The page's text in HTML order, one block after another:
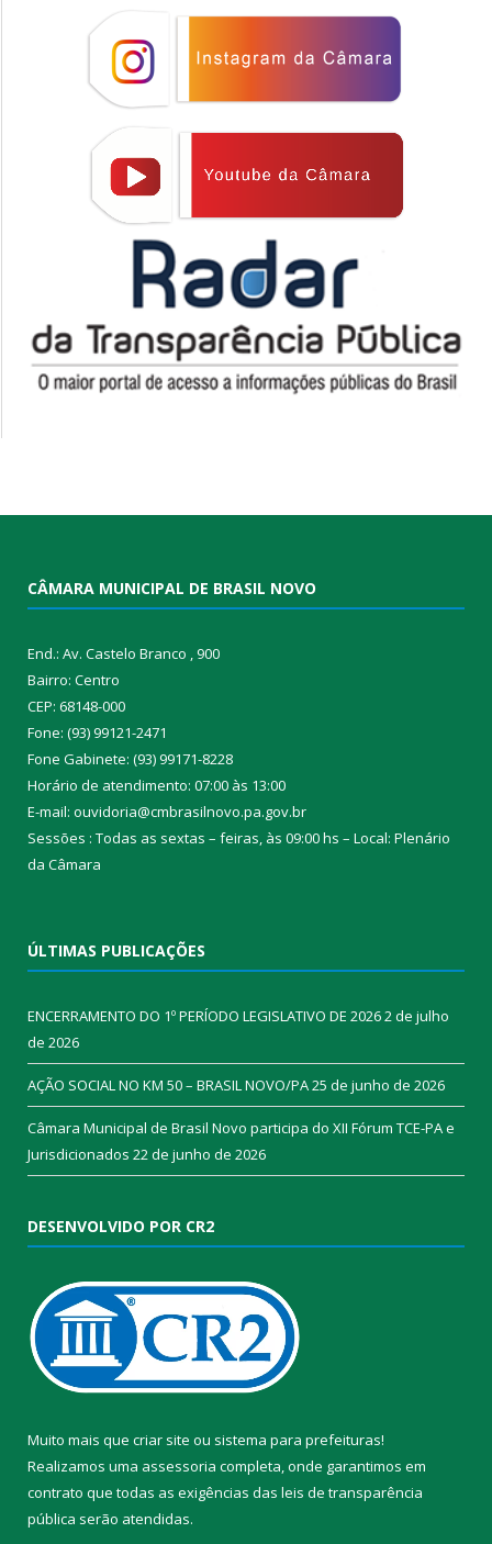
CÂMARA MUNICIPAL DE BRASIL NOVO
End.: Av. Castelo Branco , 900
Bairro: Centro
CEP: 68148-000
Fone: (93) 99121-2471
Fone Gabinete: (93) 99171-8228
Horário de atendimento: 07:00 às 13:00
E-mail: ouvidoria@cmbrasilnovo.pa.gov.br
Sessões : Todas as sextas – feiras, às 09:00 hs – Local: Plenário
da Câmara​
ÚLTIMAS PUBLICAÇÕES
ENCERRAMENTO DO 1º PERÍODO LEGISLATIVO DE 20262 de julho
de 2026
AÇÃO SOCIAL NO KM 50 – BRASIL NOVO/PA25 de junho de 2026
Câmara Municipal de Brasil Novo participa do XII Fórum TCE-PA e
Jurisdicionados 22 de junho de 2026
DESENVOLVIDO POR CR2
Muito mais que criar site ou sistema para prefeituras!
Realizamos uma assessoria completa, onde garantimos em
contrato que todas as exigências das leis de transparência
pública serão atendidas.